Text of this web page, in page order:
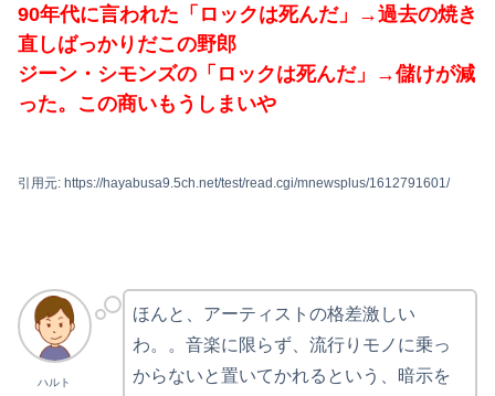
90年代に言われた「ロックは死んだ」→過去の焼き
直しばっかりだこの野郎
ジーン・シモンズの「ロックは死んだ」→儲けが減
った。この商いもうしまいや
引用元: https://hayabusa9.5ch.net/test/read.cgi/mnewsplus/1612791601/
ハルト
ほんと、アーティストの格差激しい
わ。。音楽に限らず、流行りモノに乗っ
からないと置いてかれるという、暗示を